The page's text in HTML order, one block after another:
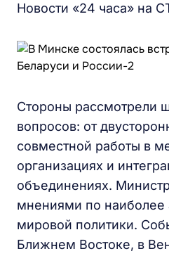
Новости «24 часа» на
Стороны рассмотрели
вопросов: от
совместной работы в
организациях и
объединениях.
мнениями по наиболее
мировой политики.
Ближнем Востоке, в